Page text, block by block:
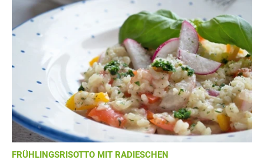
FRÜHLINGSRISOTTO MIT RADIESCHEN